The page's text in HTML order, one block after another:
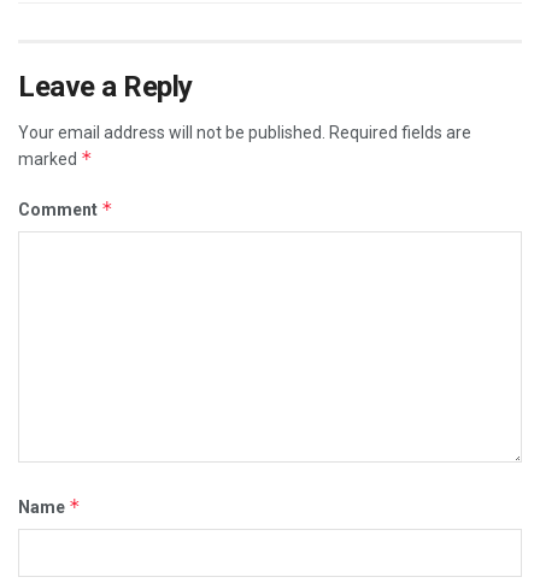
Leave a Reply
Your email address will not be published.
Required fields are
marked *
Comment *
Name *